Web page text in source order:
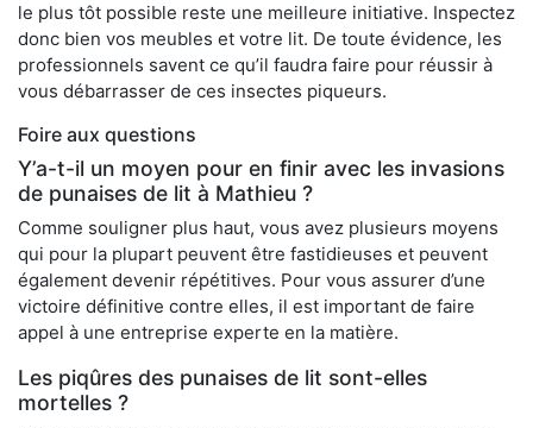
le plus tôt possible reste une meilleure initiative. Inspectez
donc bien vos meubles et votre lit. De toute évidence, les
professionnels savent ce qu’il faudra faire pour réussir à
vous débarrasser de ces insectes piqueurs.
Foire aux questions
Y’a-t-il un moyen pour en finir avec les invasions
de punaises de lit à Mathieu ?
Comme souligner plus haut, vous avez plusieurs moyens
qui pour la plupart peuvent être fastidieuses et peuvent
également devenir répétitives. Pour vous assurer d’une
victoire définitive contre elles, il est important de faire
appel à une entreprise experte en la matière.
Les piqûres des punaises de lit sont-elles
mortelles ?